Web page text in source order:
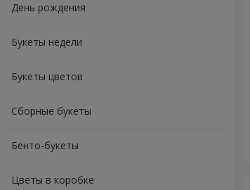
День рождения
Букеты недели
Букеты цветов
Сборные букеты
Бенто-букеты
Цветы в коробке